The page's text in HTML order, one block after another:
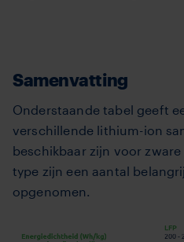
Samenvatting
Onderstaande tabel geeft
verschillende lithium-ion
beschikbaar zijn voor
type zijn een aantal
opgenomen.